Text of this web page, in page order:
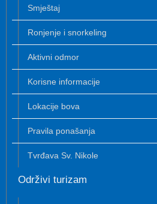
Smještaj
Ronjenje i snorkeling
Aktivni odmor
Korisne informacije
Lokacije bova
Pravila ponašanja
Tvrđava Sv. Nikole
Održivi turizam